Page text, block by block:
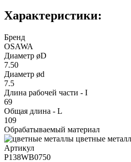
Характеристики:
Бренд
OSAWA
Диаметр øD
7.50
Диаметр ød
7.5
Длина рабочей части - I
69
Общая длина - L
109
Обрабатываемый материал
цветные
Артикул
P138WB0750